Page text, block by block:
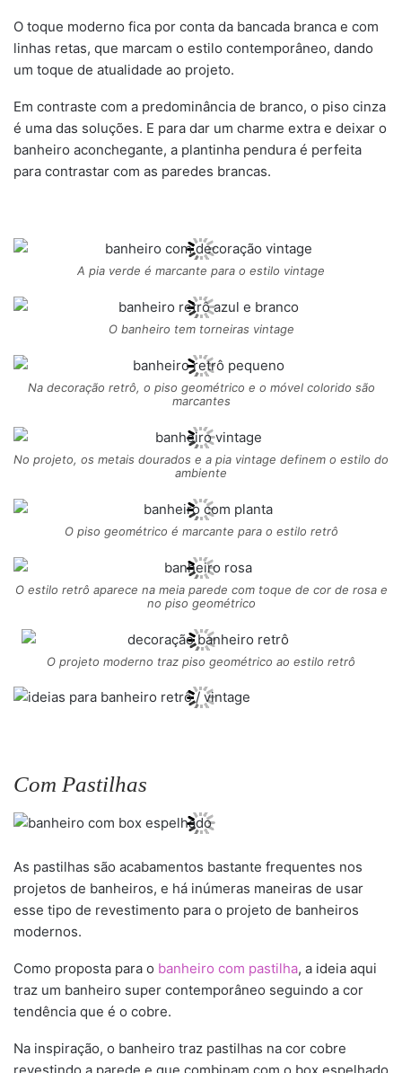
O toque moderno fica por conta da bancada branca e com
linhas retas, que marcam o estilo contemporâneo, dando
um toque de atualidade ao projeto.
Em contraste com a predominância de branco, o piso cinza
é uma das soluções. E para dar um charme extra e deixar o
banheiro aconchegante, a plantinha pendura é perfeita
para contrastar com as paredes brancas.
A pia verde é marcante para o estilo vintage
O banheiro tem torneiras vintage
Na decoração retrô, o piso geométrico e o móvel colorido são
marcantes
No projeto, os metais dourados e a pia vintage definem o estilo do
ambiente
O piso geométrico é marcante para o estilo retrô
O estilo retrô aparece na meia parede com toque de cor de rosa e
no piso geométrico
O projeto moderno traz piso geométrico ao estilo retrô
Com Pastilhas
As pastilhas são acabamentos bastante frequentes nos
projetos de banheiros, e há inúmeras maneiras de usar
esse tipo de revestimento para o projeto de banheiros
modernos.
Como proposta para o banheiro com pastilha, a ideia aqui
traz um banheiro super contemporâneo seguindo a cor
tendência que é o cobre.
Na inspiração, o banheiro traz pastilhas na cor cobre
revestindo a parede e que combinam com o box espelhado